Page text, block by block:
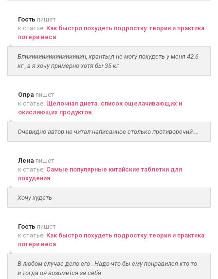
Гость пишет
к статье: Как быстро похудеть подростку: теория и практика
потери веса
Блииииииииииииииииин, кранты,я не могу похудеть у меня 42.6
кг , а я хочу примерно хотя бы 35 кг
Опра пишет
к статье: Щелочная диета. список ощелачивающих и
окисляющих продуктов
Очевидно автор не читал написанное столько противоречий....
Лена пишет
к статье: Самые популярные китайские таблетки для
похудения
Хочу худеть
Гость пишет
к статье: Как быстро похудеть подростку: теория и практика
потери веса
В любом случае дело его . Надо что бы ему понравился кто то
и тогда он возьмется за себя